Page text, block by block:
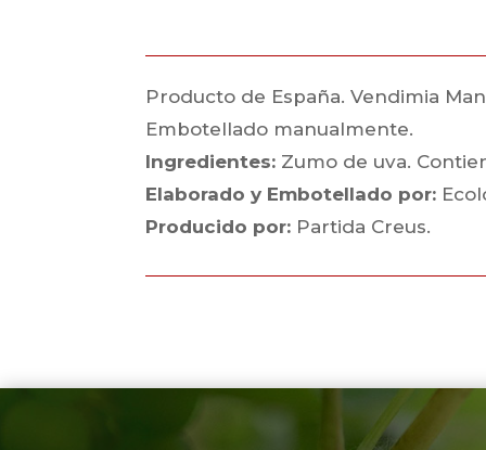
Producto de España. Vendimia
Embotellado manualmente.
Ingredientes: Zumo de uva.
Elaborado y Embotellado por:
Producido por: Partida Creus.